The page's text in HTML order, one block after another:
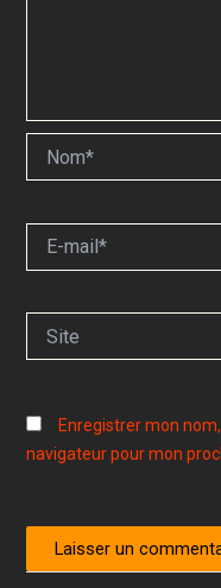
mail*
Enregistrer mon
navigateur pour mon